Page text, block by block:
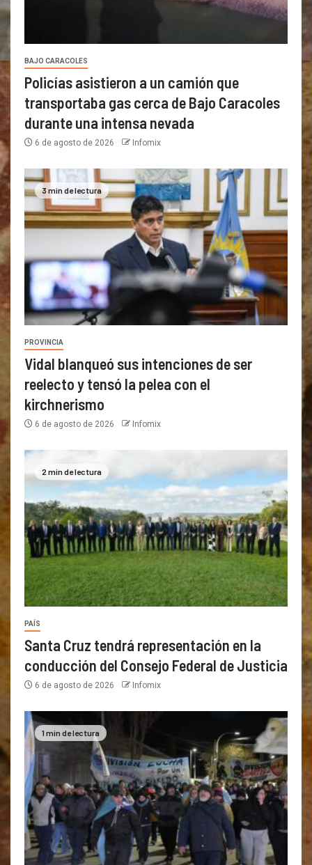
BAJO CARACOLES
Policías asistieron a un camión que
transportaba gas cerca de Bajo Caracoles
durante una intensa nevada
6 de agosto de 2026 Infomix
3 min de lectura
PROVINCIA
Vidal blanqueó sus intenciones de ser
reelecto y tensó la pelea con el
kirchnerismo
6 de agosto de 2026 Infomix
2 min de lectura
PAÍS
Santa Cruz tendrá representación en la
conducción del Consejo Federal de Justicia
6 de agosto de 2026 Infomix
1 min de lectura